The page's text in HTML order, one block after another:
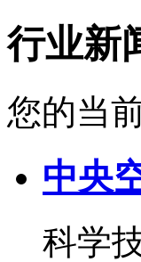
行业新
您的当
中央
科学